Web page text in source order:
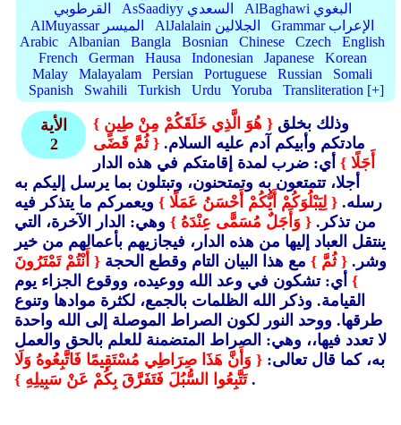
القرطوبي
AsSaadiyy السعدي
AlBaghawi البغوي
AlMuyassar الميسر
AlJalalain الجلالين
Grammar الإعراب
Arabic
Albanian Bangla Bosnian Chinese Czech
English
French
German Hausa Indonesian Japanese
Korean
Malay
Malayalam Persian Portuguese Russian
Somali
Spanish
Swahili Turkish Urdu Yoruba Transliteration [+]
الأية
2
{ هُوَ الَّذِي خَلَقَكُمْ مِنْ طِينٍ }
مادتكم وأبيكم آدم عليه السلام. { ثُمَّ قَضَى
أَجَلًا } أي: ضرب لمدة إقامتكم في هذه الدار
أجلا، تتمتعون به وتمتحنون، وتبتلون بما يرسل إليكم به
رسله. { لِيَبْلُوَكُمْ أَيُّكُمْ أَحْسَنُ عَمَلًا } ويعمركم ما يتذكر فيه
من تذكر. { وَأَجَلٌ مُسَمًّى عِنْدَهُ } وهي: الدار الآخرة، التي
ينتقل العباد إليها من هذه الدار، فيجازيهم بأعمالهم من خير
وشر. { ثُمَّ } مع هذا البيان التام وقطع الحجة { أَنْتُمْ تَمْتَرُونَ
} أي: تشكون في وعد الله ووعيده، ووقوع الجزاء يوم
القيامة. وذكر الله الظلمات بالجمع، لكثرة موادها وتنوع
طرقها. ووحد النور لكون الصراط الموصلة إلى الله واحدة
لا تعدد فيها،، وهي: الصراط المتضمنة للعلم بالحق والعمل
به، كما قال تعالى: { وَأَنَّ هَذَا صِرَاطِي مُسْتَقِيمًا فَاتَّبِعُوهُ وَلَا
تَتَّبِعُوا السُّبُلَ فَتَفَرَّقَ بِكُمْ عَنْ سَبِيلِهِ }.